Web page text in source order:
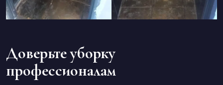
Доверьте уборку
профессионалам